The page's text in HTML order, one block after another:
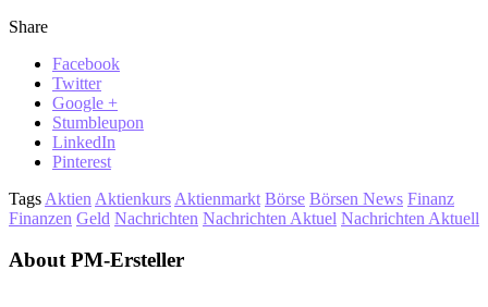
Share
Facebook
Twitter
Google +
Stumbleupon
LinkedIn
Pinterest
Tags Aktien Aktienkurs Aktienmarkt Börse Börsen News Finanz
Finanzen Geld Nachrichten Nachrichten Aktuel Nachrichten Aktuell
About PM-Ersteller